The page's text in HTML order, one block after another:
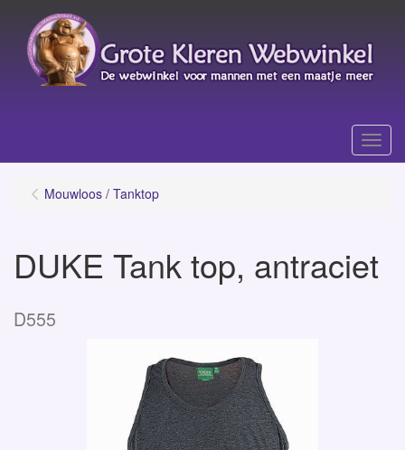
Menu
Mouwloos / Tanktop
DUKE Tank top, antraciet
D555